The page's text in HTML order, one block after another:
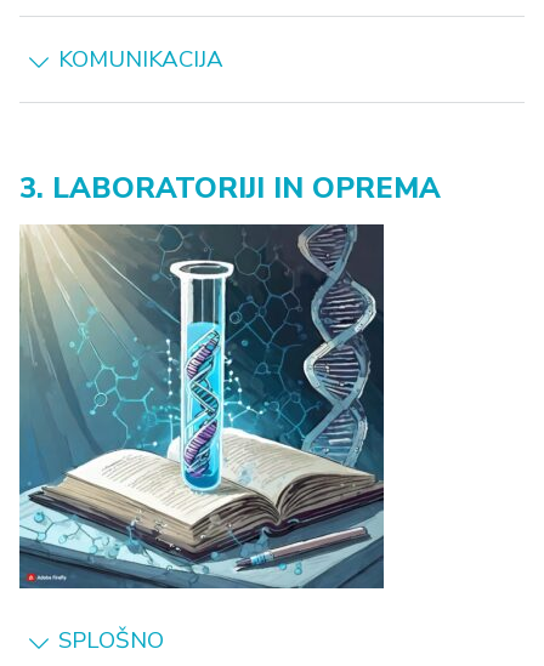
KOMUNIKACIJA
3. LABORATORIJI IN OPREMA
SPLOŠNO